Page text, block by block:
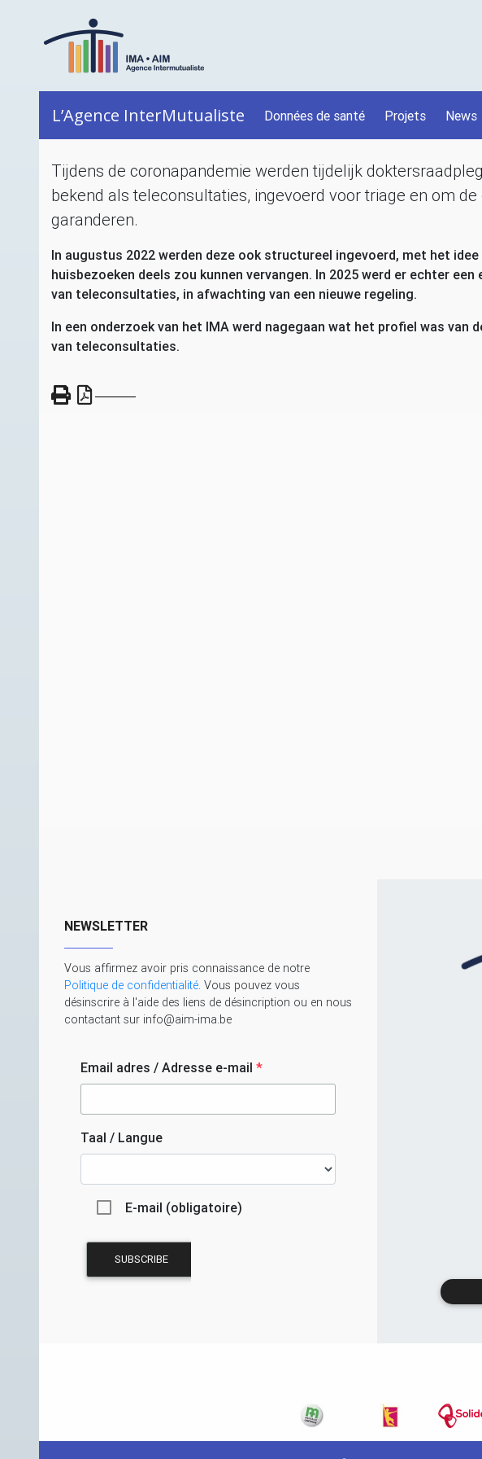
L’Agence InterMutualiste Données de santé Projets News
Tijdens de coronapandemie werden tijdelijk
bekend als teleconsultaties, ingevoerd voor triage en om
garanderen.
In augustus 2022 werden deze ook structureel ingevoerd, met het
huisbezoeken deels zou kunnen vervangen. In 2025 werd er echter
van teleconsultaties, in afwachting van een nieuwe regeling.
In een onderzoek van het IMA werd nagegaan wat het profiel was van
van teleconsultaties.
NEWSLETTER
Vous affirmez avoir pris connaissance de notre
Politique de confidentialité. Vous pouvez vous
désinscrire à l'aide des liens de désincription ou en nous
contactant sur info@aim-ima.be
Email adres / Adresse e-mail *
Taal / Langue
E-mail (obligatoire)